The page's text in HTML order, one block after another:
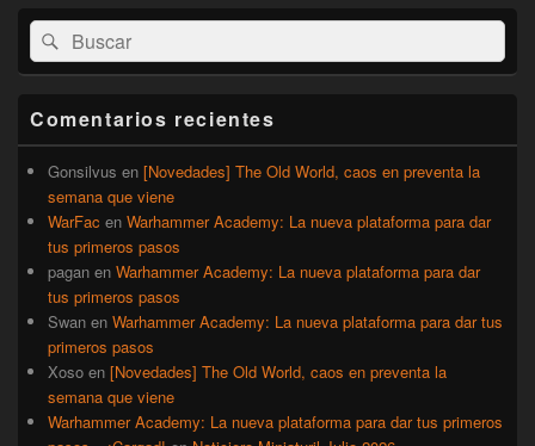
El
área
de
widget
lateral
primaria
Buscar
por:
Buscar
Comentarios recientes
Gonsilvus en [Novedades] The Old World, caos en preventa la
semana que viene
WarFac en Warhammer Academy: La nueva plataforma para dar
tus primeros pasos
pagan en Warhammer Academy: La nueva plataforma para dar
tus primeros pasos
Swan en Warhammer Academy: La nueva plataforma para dar tus
primeros pasos
Xoso en [Novedades] The Old World, caos en preventa la
semana que viene
Warhammer Academy: La nueva plataforma para dar tus primeros